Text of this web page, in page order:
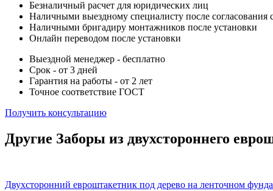
Безналичный расчет для юридических лиц
Наличными выездному специалисту после согласования
Наличными бригадиру монтажников после установки
Онлайн переводом после установки
Выездной менеджер - бесплатно
Срок - от 3 дней
Гарантия на работы - от 2 лет
Точное соответствие ГОСТ
Получить консультацию
Другие Заборы из двухстороннего
Двухсторонний евроштакетник под дерево на ленточном